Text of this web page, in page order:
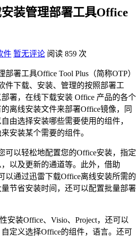
装管理部署工具Office
件 暂无评论 阅读 859 次
署工具Office Tool Plus（简称OTP）
件下载、安装、管理的按照部署工
署，在线下载安装 Office 产品的各个
离线安装文件来部署Office镜像，同
由选择安装哪些需要使用的组件，
安装某个需要的组件。
可以轻松地配置您的Office安装，指定
以及更新的通道等。此外，借助
以通过迅雷下载Office离线安装所需的
节省安装时间，还可以配置批量部署
安装Office、Visio、Project，还可以
定义选择Office的组件，语言。还可